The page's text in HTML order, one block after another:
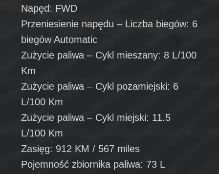
Napęd: FWD
Przeniesienie napędu – Liczba biegów: 6
biegów Automatic
Zużycie paliwa – Cykl mieszany: 8 L/100
Km
Zużycie paliwa – Cykl pozamiejski: 6
L/100 Km
Zużycie paliwa – Cykl miejski: 11.5
L/100 Km
Zasięg: 912 KM / 567 miles
Pojemność zbiornika paliwa: 73 L